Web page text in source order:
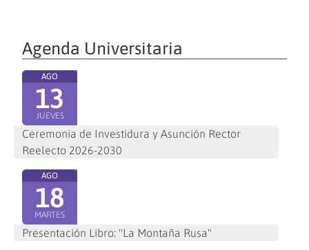
Agenda Universitaria
AGO
13
JUEVES
Ceremonia de Investidura y Asunción Rector
Reelecto 2026-2030
AGO
18
MARTES
Presentación Libro: "La Montaña Rusa"